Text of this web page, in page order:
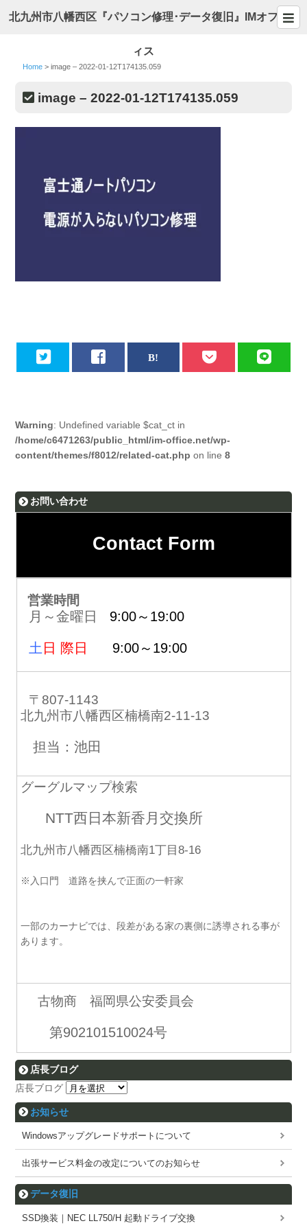
北九州市八幡西区『パソコン修理･データ復旧』IMオフ
ィス
Home >image – 2022-01-12T174135.059
image – 2022-01-12T174135.059
Warning: Undefined variable $cat_ct in
/home/c6471263/public_html/im-office.net/wp-
content/themes/f8012/related-cat.php on line8
お問い合わせ
Contact Form
営業時間
月～金曜日 9:00～19:00
土 日 際日 9:00～19:00
〒807-1143
北九州市八幡西区楠橋南2-11-13
担当：池田
グーグルマップ検索
NTT西日本新香月交換所
北九州市八幡西区楠橋南1丁目8-16
※入口門 道路を挟んで正面の一軒家
一部のカーナビでは、段差がある家の裏側に誘導される事が
あります。
古物商 福岡県公安委員会
第902101510024号
店長ブログ
店長ブログ
お知らせ
Windowsアップグレードサポートについて
出張サービス料金の改定についてのお知らせ
データ復旧
SSD換装｜NEC LL750/H 起動ドライブ交換